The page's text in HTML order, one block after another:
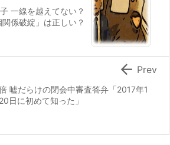
一線を越えてない？
関係破綻」は正しい？
嘘だらけの閉会中審査答弁「2017年1
日に初めて知った」
 Prev